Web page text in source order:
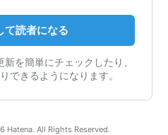
て読者になる
を簡単にチェックしたり、
できるようになります。
All Rights Reserved.